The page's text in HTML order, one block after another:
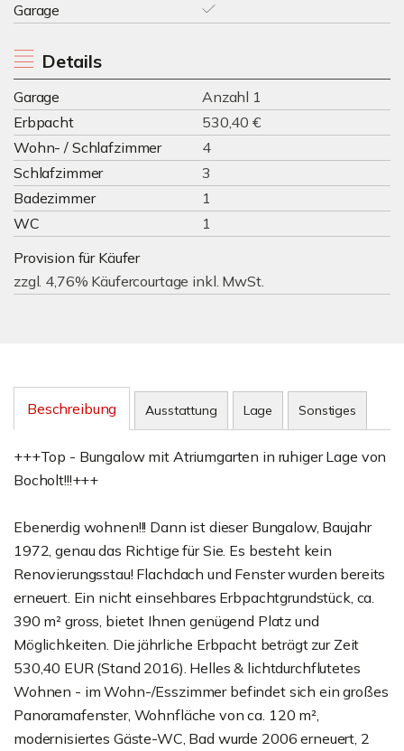
Garage
Details
Garage
Anzahl 1
Erbpacht
530,40 €
Wohn- / Schlafzimmer
4
Schlafzimmer
3
Badezimmer
1
WC
1
Provision für Käufer
zzgl. 4,76% Käufercourtage inkl. MwSt.
Beschreibung Ausstattung Lage Sonstiges
+++Top - Bungalow mit Atriumgarten in ruhiger Lage von
Bocholt!!!+++
Ebenerdig wohnen!!! Dann ist dieser Bungalow, Baujahr
1972, genau das Richtige für Sie. Es besteht kein
Renovierungsstau! Flachdach und Fenster wurden bereits
erneuert. Ein nicht einsehbares Erbpachtgrundstück, ca.
390 m² gross, bietet Ihnen genügend Platz und
Möglichkeiten. Die jährliche Erbpacht beträgt zur Zeit
530,40 EUR (Stand 2016). Helles & lichtdurchflutetes
Wohnen - im Wohn-/Esszimmer befindet sich ein großes
Panoramafenster, Wohnfläche von ca. 120 m²,
modernisiertes Gäste-WC, Bad wurde 2006 erneuert, 2